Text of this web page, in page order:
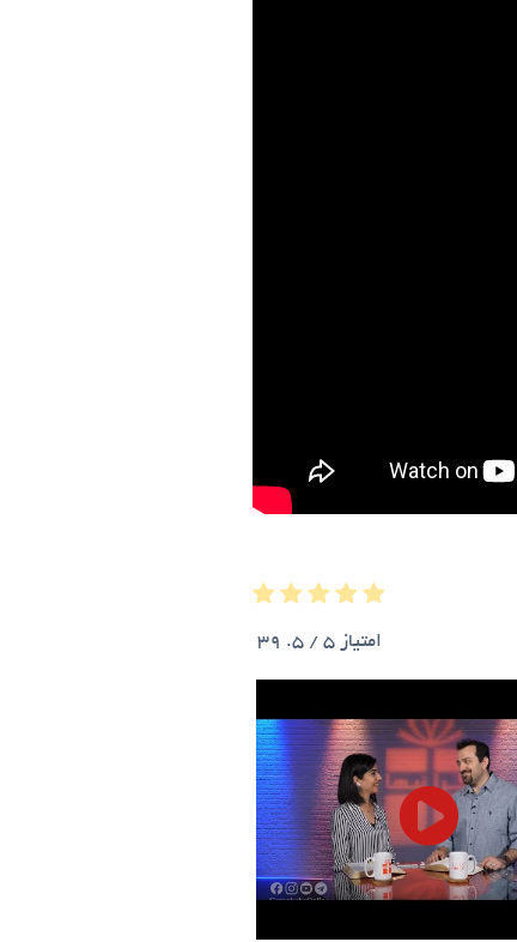
امتیاز5
/ 5.
39